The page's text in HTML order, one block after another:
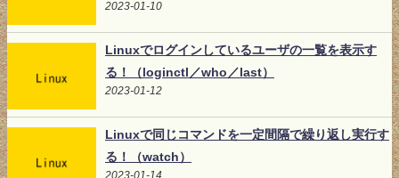
2023-01-10
Linuxでログインしているユーザの一覧を表示す
る！（loginctl／who／last）
2023-01-12
Linuxで同じコマンドを一定間隔で繰り返し実行す
る！（watch）
2023-01-14